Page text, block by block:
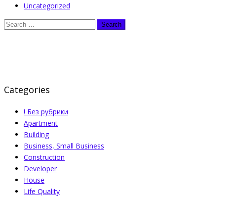
Uncategorized
Categories
! Без рубрики
Apartment
Building
Business, Small Business
Construction
Developer
House
Life Quality